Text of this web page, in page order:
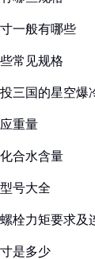
一般有哪些
常见规格
三国的星空爆
重量
合水含量
号大全
栓力矩要求及
是多少